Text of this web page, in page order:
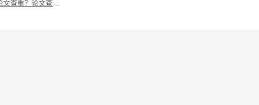
什么是论文查重？论文查重是查哪部分？